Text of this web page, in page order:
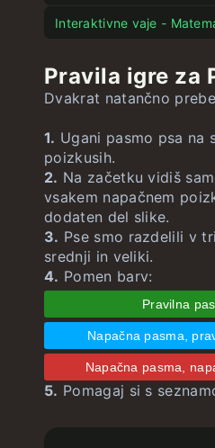
Hitrostle
Enačble
Geografle
Mestle neomejeno
Interaktivne vaje -
Pravila igre za
Dvakrat natančno
1. Ugani pasmo psa na
poizkusih.
2. Na začetku vidiš
vsakem napačnem
dodaten del slike.
3. Pse smo razdelili v
srednji in veliki.
4. Pomen barv:
Pravilna
Napačna pasma,
Napačna pasma,
5. Pomagaj si s